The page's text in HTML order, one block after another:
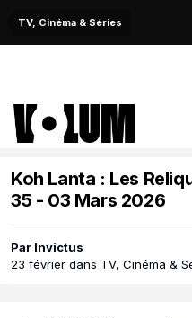
TV, Cinéma & Séries
Koh Lanta : Les
35 - 03 Mars 2026
Par Invictus
23 février dans TV, Cinéma &